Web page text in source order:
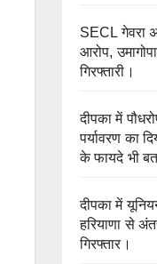
SECL गेवरा
आरोप,
गिरफ्तारी।
दीपका में
पर्यावरण का
के फायदे भी
दीपका में
हरियाणा से
गिरफ्तार।